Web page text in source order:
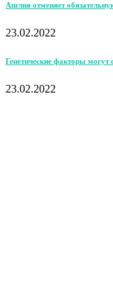
Англия отменяет
23.02.2022
Генетические факторы могут
23.02.2022